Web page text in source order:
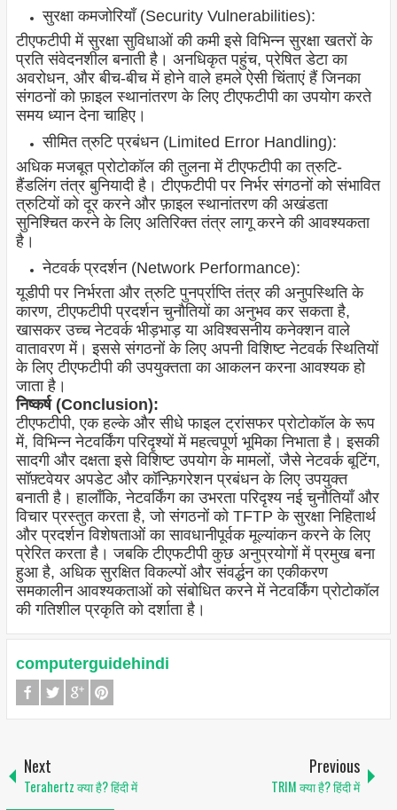
सुरक्षा कमजोरियाँ (Security Vulnerabilities):
टीएफटीपी में सुरक्षा सुविधाओं की कमी इसे विभिन्न सुरक्षा खतरों के
प्रति संवेदनशील बनाती है। अनधिकृत पहुंच, प्रेषित डेटा का
अवरोधन, और बीच-बीच में होने वाले हमले ऐसी चिंताएं हैं जिनका
संगठनों को फ़ाइल स्थानांतरण के लिए टीएफटीपी का उपयोग करते
समय ध्यान देना चाहिए।
सीमित त्रुटि प्रबंधन (Limited Error Handling):
अधिक मजबूत प्रोटोकॉल की तुलना में टीएफटीपी का त्रुटि-
हैंडलिंग तंत्र बुनियादी है। टीएफटीपी पर निर्भर संगठनों को संभावित
त्रुटियों को दूर करने और फ़ाइल स्थानांतरण की अखंडता
सुनिश्चित करने के लिए अतिरिक्त तंत्र लागू करने की आवश्यकता
है।
नेटवर्क प्रदर्शन (Network Performance):
यूडीपी पर निर्भरता और त्रुटि पुनर्प्राप्ति तंत्र की अनुपस्थिति के
कारण, टीएफटीपी प्रदर्शन चुनौतियों का अनुभव कर सकता है,
खासकर उच्च नेटवर्क भीड़भाड़ या अविश्वसनीय कनेक्शन वाले
वातावरण में। इससे संगठनों के लिए अपनी विशिष्ट नेटवर्क स्थितियों
के लिए टीएफटीपी की उपयुक्तता का आकलन करना आवश्यक हो
जाता है।
निष्कर्ष (Conclusion):
टीएफटीपी, एक हल्के और सीधे फाइल ट्रांसफर प्रोटोकॉल के रूप
में, विभिन्न नेटवर्किंग परिदृश्यों में महत्वपूर्ण भूमिका निभाता है। इसकी
सादगी और दक्षता इसे विशिष्ट उपयोग के मामलों, जैसे नेटवर्क बूटिंग,
सॉफ़्टवेयर अपडेट और कॉन्फ़िगरेशन प्रबंधन के लिए उपयुक्त
बनाती है। हालाँकि, नेटवर्किंग का उभरता परिदृश्य नई चुनौतियाँ और
विचार प्रस्तुत करता है, जो संगठनों को TFTP के सुरक्षा निहितार्थ
और प्रदर्शन विशेषताओं का सावधानीपूर्वक मूल्यांकन करने के लिए
प्रेरित करता है। जबकि टीएफटीपी कुछ अनुप्रयोगों में प्रमुख बना
हुआ है, अधिक सुरक्षित विकल्पों और संवर्द्धन का एकीकरण
समकालीन आवश्यकताओं को संबोधित करने में नेटवर्किंग प्रोटोकॉल
की गतिशील प्रकृति को दर्शाता है।
computerguidehindi
Next
Terahertz क्या है? हिंदी में
Previous
TRIM क्या है? हिंदी में